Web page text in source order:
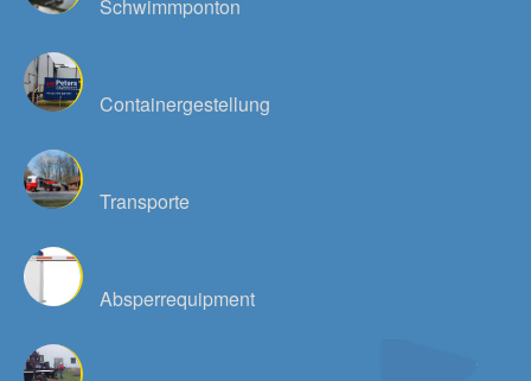
Schwimmponton
Containergestellung
Transporte
Absperrequipment